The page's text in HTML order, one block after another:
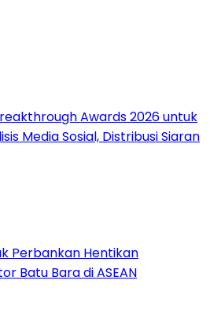
Awards 2026 untuk
Media Sosial, Distribusi Siaran
Perbankan Hentikan
Batu Bara di ASEAN